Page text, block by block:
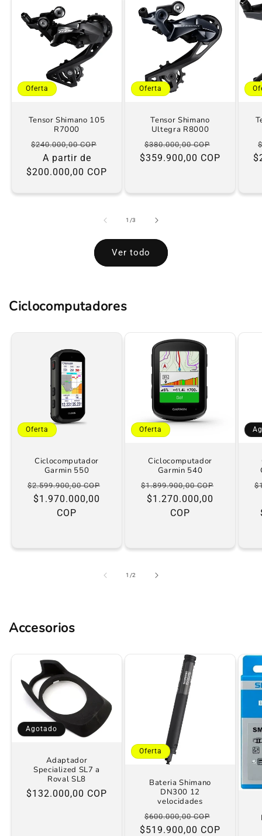
Oferta
Tensor Shimano 105
R7000
Precio
habitual
$240.000,00 COP
oferta
A partir de
$200.000,00 COP
Oferta
Tensor Shimano
Ultegra R8000
Precio
habitual
$380.000,00 COP
de
$359.900,00 COP
1 /de
3
Ver todo
Ciclocomputadores
Oferta
Ciclocomputador
Garmin 550
Precio
habitual
$2.599.900,00 COP
$1.970.000,00
COP
Oferta
Ciclocomputador
Garmin 540
Precio
habitual
$1.899.900,00 COP
$1.270.000,00
COP
1 /de2
Accesorios
Agotado
Adaptador
Specialized SL7 a
Roval SL8
Precio
$132.000,00 COP
Oferta
Bateria Shimano
DN300 12
velocidades
Precio
habitual
$600.000,00 COP
de
$519.900,00 COP